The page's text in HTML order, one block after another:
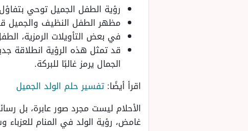
رؤية الطفل الجميل توحي
مظهر الطفل النظيف والجميل قد
في بعض التأويلات الرمزية،
قد تمثل هذه الرؤية انطلاقة
الجمال يرمز غالبًا للبركة.
اقرأ أيضًا:تفسير حلم الولد الجميل
الأحلام ليست مجرد صور عابرة، بل
غامض، رؤية الولد في المنام